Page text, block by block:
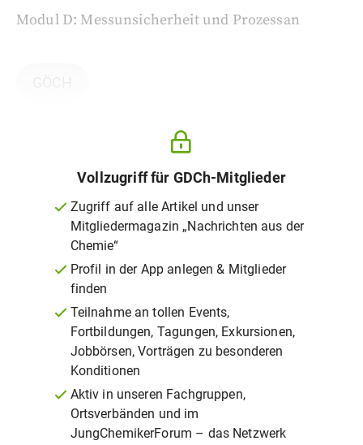
Modul D: Messunsicherheit und Prozessan
Vollzugriff für GDCh-Mitglieder
Zugriff auf alle Artikel und unser
Mitgliedermagazin „Nachrichten aus der
Chemie“
Profil in der App anlegen & Mitglieder
finden
Teilnahme an tollen Events,
Fortbildungen, Tagungen, Exkursionen,
Jobbörsen, Vorträgen zu besonderen
Konditionen
Aktiv in unseren Fachgruppen,
Ortsverbänden und im
JungChemikerForum – das Netzwerk